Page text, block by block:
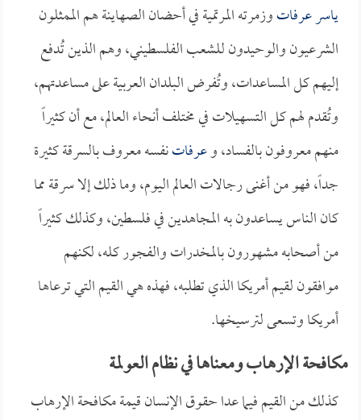
ياسر عرفاتوزمرته المرتمية في أحضان الصهاينة هم الممثلون
الشرعيون والوحيدون للشعب الفلسطيني، وهم الذين تُدفع
إليهم كل المساعدات، وتُفرض البلدان العربية على مساعدتهم،
وتُقدم لهم كل التسهيلات في مختلف أنحاء العالم، مع أن كثيراً
منهم معروفون بالفساد، وعرفاتنفسه معروف بالسرقة كثيرة
جداً، فهو من أغنى رجالات العالم اليوم، وما ذلك إلا سرقة مما
كان الناس يساعدون به المجاهدين في فلسطين، وكذلك كثيراً
من أصحابه مشهورون بالمخدرات والفجور كله، لكنهم
موافقون لقيم أمريكا الذي تطلبه، فهذه هي القيم التي ترعاها
أمريكا وتسعى لترسيخها.
مكافحة الإرهاب ومعناها في نظام العولمة
كذلك من القيم فيما عدا حقوق الإنسان قيمة مكافحة الإرهاب